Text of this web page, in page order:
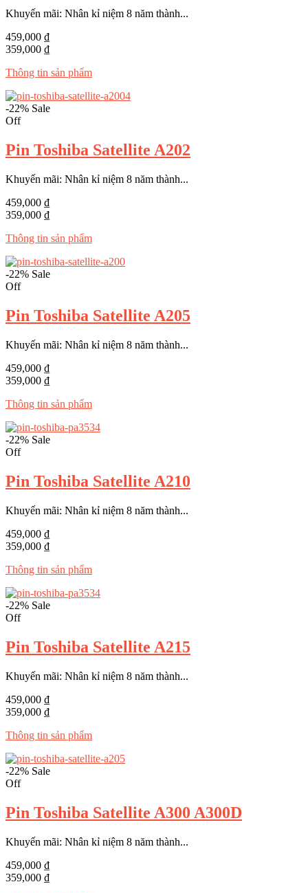
Khuyến mãi: Nhân kỉ niệm 8 năm thành...
459,000 ₫
359,000 ₫
Thông tin sản phẩm
-22% Sale
Off
Pin Toshiba Satellite A202
Khuyến mãi: Nhân kỉ niệm 8 năm thành...
459,000 ₫
359,000 ₫
Thông tin sản phẩm
-22% Sale
Off
Pin Toshiba Satellite A205
Khuyến mãi: Nhân kỉ niệm 8 năm thành...
459,000 ₫
359,000 ₫
Thông tin sản phẩm
-22% Sale
Off
Pin Toshiba Satellite A210
Khuyến mãi: Nhân kỉ niệm 8 năm thành...
459,000 ₫
359,000 ₫
Thông tin sản phẩm
-22% Sale
Off
Pin Toshiba Satellite A215
Khuyến mãi: Nhân kỉ niệm 8 năm thành...
459,000 ₫
359,000 ₫
Thông tin sản phẩm
-22% Sale
Off
Pin Toshiba Satellite A300 A300D
Khuyến mãi: Nhân kỉ niệm 8 năm thành...
459,000 ₫
359,000 ₫